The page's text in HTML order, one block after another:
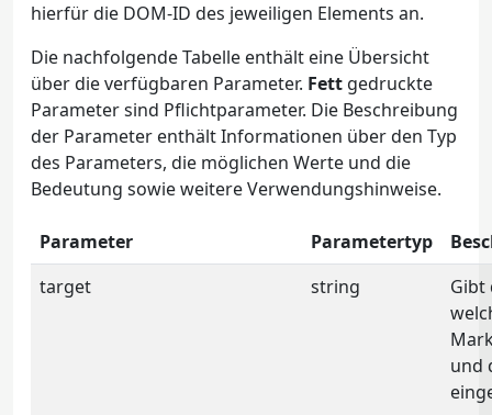
hierfür die DOM-ID des jeweiligen Elements an.
Die nachfolgende Tabelle enthält eine Übersicht
über die verfügbaren Parameter. Fett gedruckte
Parameter sind Pflichtparameter. Die Beschreibung
der Parameter enthält Informationen über den Typ
des Parameters, die möglichen Werte und die
Bedeutung sowie weitere Verwendungshinweise.
Parameter Parametertyp
target
string
Gibt
und